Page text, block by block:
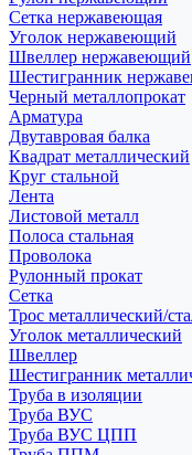
Сетка нержавеющая
Уголок нержавеющий
Швеллер нержавеющий
Шестигранник
Черный металлопрокат
Арматура
Двутавровая балка
Квадрат металлический
Круг стальной
Лента
Листовой металл
Полоса стальная
Проволока
Рулонный прокат
Сетка
Трос металлический/
Уголок металлический
Швеллер
Шестигранник
Труба в изоляции
Труба ВУС
Труба ВУС ЦПП